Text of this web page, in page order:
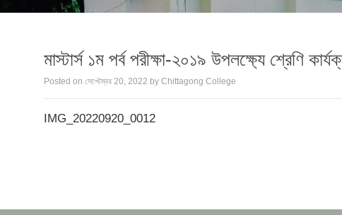
মাস্টার্স ১ম পর্ব পরীক্ষা-২০১৯ উপলক্ষ্যে শ্রেণি
Posted on সেপ্টেম্বর 20, 2022 by Chittagong College
IMG_20220920_0012